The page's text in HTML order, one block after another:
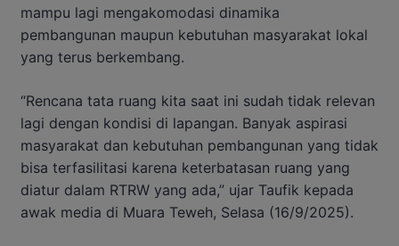
mampu lagi mengakomodasi dinamika
pembangunan maupun kebutuhan masyarakat lokal
yang terus berkembang.
“Rencana tata ruang kita saat ini sudah tidak relevan
lagi dengan kondisi di lapangan. Banyak aspirasi
masyarakat dan kebutuhan pembangunan yang tidak
bisa terfasilitasi karena keterbatasan ruang yang
diatur dalam RTRW yang ada,” ujar Taufik kepada
awak media di Muara Teweh, Selasa (16/9/2025).